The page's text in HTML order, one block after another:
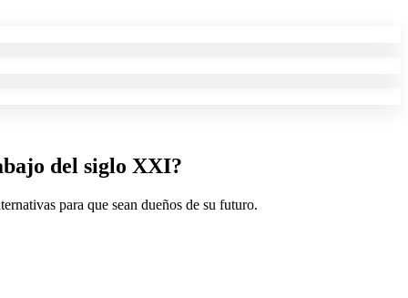
del siglo XXI?
para que sean dueños de su futuro.